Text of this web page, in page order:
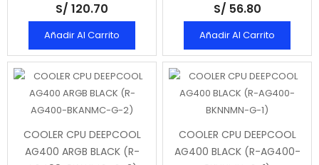
S/ 120.70
Añadir Al Carrito
S/ 56.80
Añadir Al Carrito
COOLER CPU DEEPCOOL
AG400 ARGB BLACK (R-
COOLER CPU DEEPCOOL
AG400 BLACK (R-AG400-